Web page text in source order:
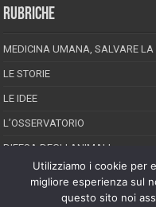
RUBRICHE
MEDICINA UMANA, SALVARE LA
LE STORIE
LE IDEE
L’OSSERVATORIO
DIFESA DEGLI ANIMALI
INCREDIBILE MA VERO
Utilizziamo i cookie per
migliore esperienza sul
questo sito noi